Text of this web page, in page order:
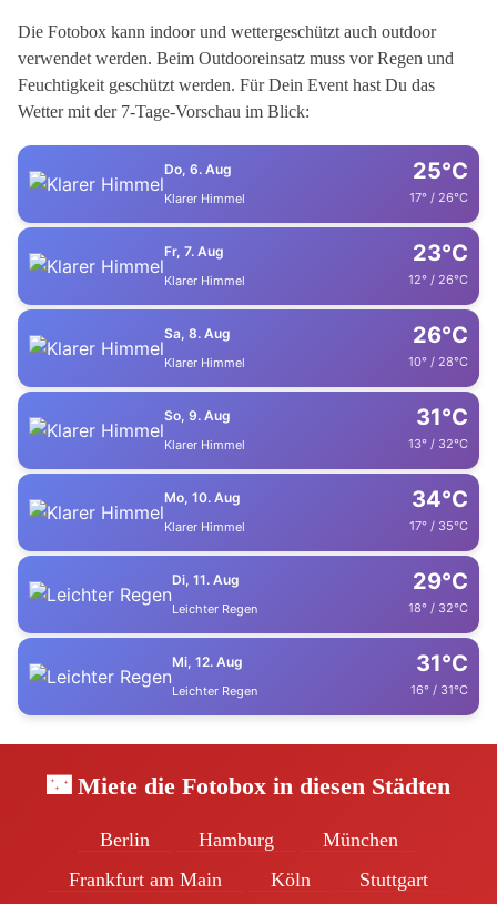
Die Fotobox kann indoor und wettergeschützt auch outdoor
verwendet werden. Beim Outdooreinsatz muss vor Regen und
Feuchtigkeit geschützt werden. Für Dein Event hast Du das
Wetter mit der 7-Tage-Vorschau im Blick:
Do, 6. Aug
Klarer Himmel
25°C
17° / 26°C
Fr, 7. Aug
Klarer Himmel
23°C
12° / 26°C
Sa, 8. Aug
Klarer Himmel
26°C
10° / 28°C
So, 9. Aug
Klarer Himmel
31°C
13° / 32°C
Mo, 10. Aug
Klarer Himmel
34°C
17° / 35°C
Di, 11. Aug
Leichter Regen
29°C
18° / 32°C
Mi, 12. Aug
Leichter Regen
31°C
16° / 31°C
🌃 Miete die Fotobox in diesen Städten
Berlin Hamburg
München
Frankfurt am Main
Köln Stuttgart